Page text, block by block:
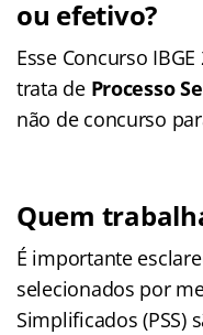
ou efetivo?
Esse Concurso
trata de Processo
não de concurso
Quem
É importante
selecionados por
Simplificados (PSS)